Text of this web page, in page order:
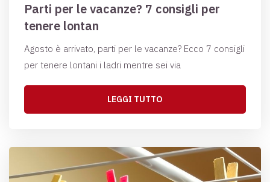
Parti per le vacanze? 7 consigli per
tenere lontan
Agosto è arrivato, parti per le vacanze? Ecco 7 consigli
per tenere lontani i ladri mentre sei via
LEGGI TUTTO